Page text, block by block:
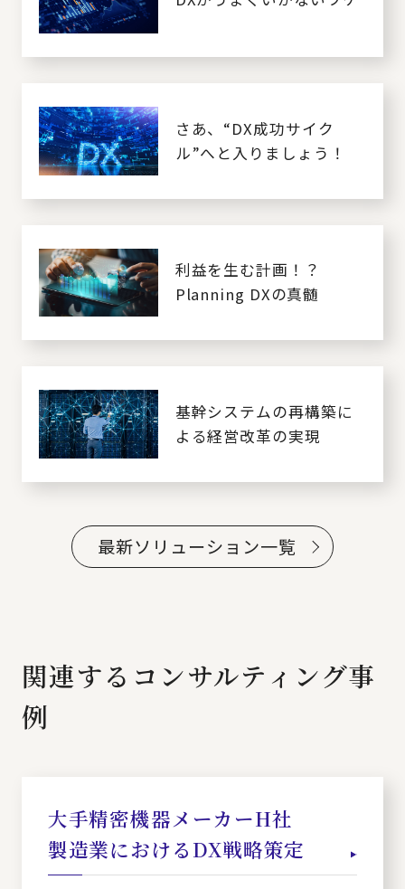
さあ、“DX成功サイク
ル”へと入りましょう！
利益を生む計画！？
Planning DXの真髄
基幹システムの再構築に
よる経営改革の実現
最新ソリューション一覧
関連するコンサルティング事
例
大手精密機器メーカーH社
製造業におけるDX戦略策定